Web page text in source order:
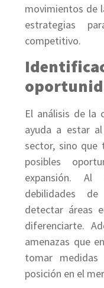
movimientos de
estrategias
competitivo.
El análisis de la
ayuda a estar
sector, sino
posibles
expansión.
debilidades
detectar áreas
diferenciarte.
amenazas que
tomar
posición en el